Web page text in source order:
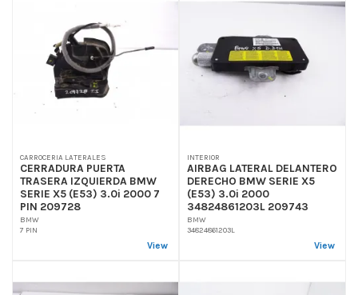
CARROCERIA LATERALES
CERRADURA PUERTA
TRASERA IZQUIERDA BMW
SERIE X5 (E53) 3.0i 2000 7
PIN 209728
BMW
7 PIN
View
INTERIOR
AIRBAG LATERAL DELANTERO
DERECHO BMW SERIE X5
(E53) 3.0i 2000
34824861203L 209743
BMW
34824861203L
View